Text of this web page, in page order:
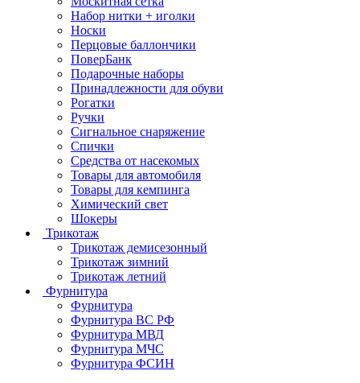
Набор нитки + иголки
Носки
Перцовые баллончики
ПоверБанк
Подарочные наборы
Принадлежности для обуви
Рогатки
Ручки
Сигнальное снаряжение
Спички
Средства от насекомых
Товары для автомобиля
Товары для кемпинга
Химический свет
Шокеры
Трикотаж
Трикотаж демисезонный
Трикотаж зимний
Трикотаж летний
Фурнитура
Фурнитура
Фурнитура ВС РФ
Фурнитура МВД
Фурнитура МЧС
Фурнитура ФСИН